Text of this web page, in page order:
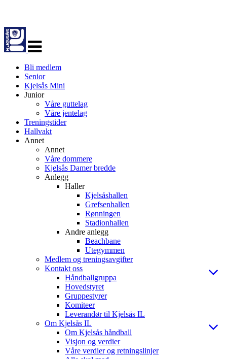
navigasjon
Bli medlem
Senior
Kjelsås Mini
Junior
Våre guttelag
Våre jentelag
Treningstider
Hallvakt
Annet
Annet
Våre dommere
Kjelsås Damer bredde
Anlegg
Haller
Kjelsåshallen
Grefsenhallen
Rønningen
Stadionhallen
Andre anlegg
Beachbane
Utegymmen
Medlem og treningsavgifter
Kontakt oss
Håndballgruppa
Hovedstyret
Gruppestyrer
Komiteer
Leverandør til Kjelsås IL
Om Kjelsås IL
Om Kjelsås håndball
Visjon og verdier
Våre verdier og retningslinjer